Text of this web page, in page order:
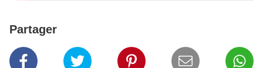
Partager